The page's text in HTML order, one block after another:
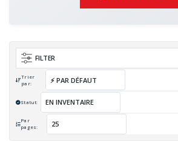
FILTER
Trier
par:
Statut:
Par
pages: